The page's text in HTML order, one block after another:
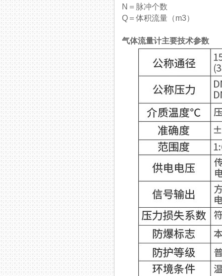
N＝脉冲个数
Q＝体积流量（m3）
气体流量计主要技术参数